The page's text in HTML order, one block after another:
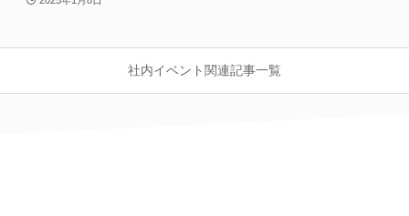
社内イベント関連記事一覧